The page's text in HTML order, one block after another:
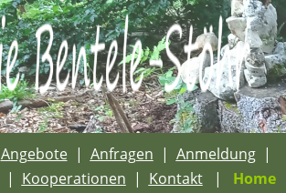
Angebote| Anfragen | Anmeldung|
| Kooperationen | Kontakt| Home